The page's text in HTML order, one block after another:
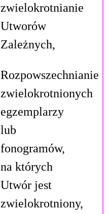
zwielokrotnianie
Utworów
Zależnych,
Rozpowszechnianie
zwielokrotnionych
egzemplarzy
lub
fonogramów,
na których
Utwór jest
zwielokrotniony,